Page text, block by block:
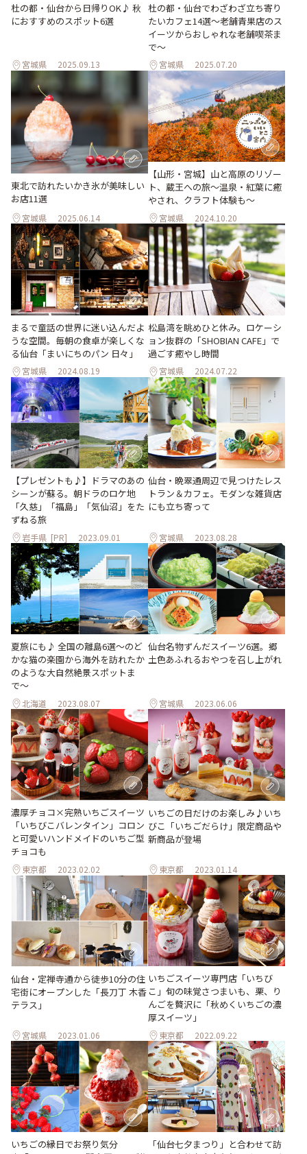
杜の都・仙台から日帰りOK♪ 秋
におすすめのスポット6選
宮城県 2025.09.13
杜の都・仙台でわざわざ立ち寄り
たいカフェ14選～老舗青果店のス
イーツからおしゃれな老舗喫茶ま
で～
宮城県 2025.07.20
東北で訪れたいかき氷が美味しい
お店11選
宮城県 2025.06.14
【山形・宮城】山と高原のリゾー
ト、蔵王への旅〜温泉・紅葉に癒
やされ、クラフト体験も〜
宮城県 2024.10.20
まるで童話の世界に迷い込んだよ
うな空間。毎朝の食卓が楽しくな
る仙台「まいにちのパン 日々」
宮城県 2024.08.19
松島湾を眺めひと休み。ロケーシ
ョン抜群の「SHOBIAN CAFE」で
過ごす癒やし時間
宮城県 2024.07.22
【プレゼントも♪】ドラマのあの
シーンが蘇る。朝ドラのロケ地
「久慈」「福島」「気仙沼」をた
ずねる旅
岩手県 [PR] 2023.09.01
仙台・晩翠通周辺で見つけたレス
トラン＆カフェ。モダンな雑貨店
にも立ち寄って
宮城県 2023.08.28
夏旅にも♪ 全国の離島6選〜のど
かな猫の楽園から海外を訪れたか
のような大自然絶景スポットま
で〜
北海道 2023.08.07
仙台名物ずんだスイーツ6選。郷
土色あふれるおやつを召し上がれ
宮城県 2023.06.06
濃厚チョコ×完熟いちごスイーツ
「いちびこバレンタイン」コロン
と可愛いハンドメイドのいちご型
チョコも
東京都 2023.02.02
いちごの日だけのお楽しみ♪いち
びこ「いちごだらけ」限定商品や
新商品が登場
東京都 2023.01.14
仙台・定禅寺通から徒歩10分の住
宅街にオープンした「長刀丁 木香
テラス」
宮城県 2023.01.06
いちごスイーツ専門店「いちび
こ」旬の味覚さつまいも、栗、り
んごを贅沢に「秋めくいちごの濃
厚スイーツ」
東京都 2022.09.22
いちごの縁日でお祭り気分
「仙台七夕まつり」と合わせて訪